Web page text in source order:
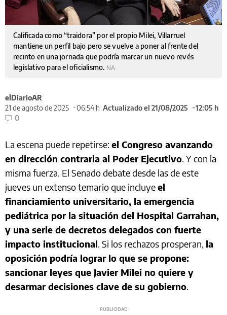
Calificada como “traidora” por el propio Milei, Villarruel
mantiene un perfil bajo pero se vuelve a poner al frente del
recinto en una jornada que podría marcar un nuevo revés
legislativo para el oficialismo. NA
elDiarioAR
21 de agosto de 2025
06:54 h Actualizado el 21/08/2025
12:05 h
0
La escena puede repetirse: el Congreso avanzando
en dirección contraria al Poder Ejecutivo. Y con la
misma fuerza. El Senado debate desde las de este
jueves un extenso temario que incluyeel
financiamiento universitario, la emergencia
pediátrica por la situación del Hospital Garrahan,
y una serie de decretos delegados con fuerte
impacto institucional. Si los rechazos prosperan, la
oposición podría lograr lo que se propone:
sancionar leyes que Javier Milei no quiere y
desarmar decisiones clave de su gobierno.